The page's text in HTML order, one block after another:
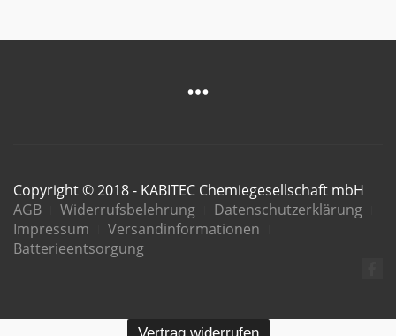
Copyright © 2018 - KABITEC Chemiegesellschaft mbH
AGB
Widerrufsbelehrung
Datenschutzerklärung
Impressum
Versandinformationen
Batterieentsorgung